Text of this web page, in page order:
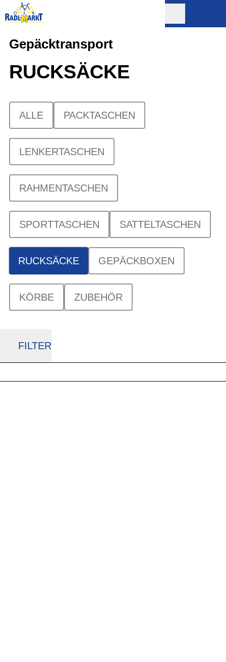
Gepäcktransport
RUCKSÄCKE
ALLE PACKTASCHEN
LENKERTASCHEN
RAHMENTASCHEN
SPORTTASCHEN SATTELTASCHEN
RUCKSÄCKE GEPÄCKBOXEN
KÖRBE ZUBEHÖR
FILTER